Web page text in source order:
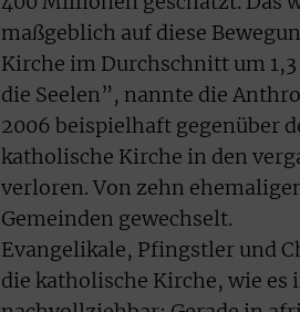
maßgeblich auf diese
Kirche im Durchschnitt um
die Seelen”, nannte die
2006 beispielhaft gegenüber
katholische Kirche in den
verloren. Von zehn
Gemeinden gewechselt.
Evangelikale, Pfingstler und
die katholische Kirche, wie es